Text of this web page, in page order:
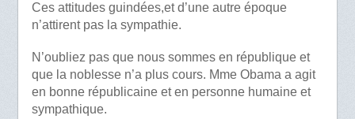
Ces attitudes guindées,et d’une autre époque
n’attirent pas la sympathie.
N’oubliez pas que nous sommes en république et
que la noblesse n’a plus cours. Mme Obama a agit
en bonne républicaine et en personne humaine et
sympathique.